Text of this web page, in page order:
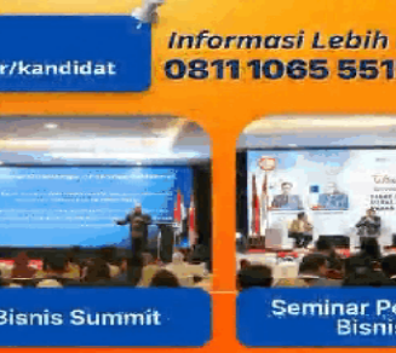
karyawan RM Saung Apung. "Tapi ini
renovasi perluasan rumah makan Saung
maka RM Saung Apung akan buka
21.00 untuk weekday dan akhir pekan
RM Saung Apung kepada kelanakuliner.
(bersambung...)